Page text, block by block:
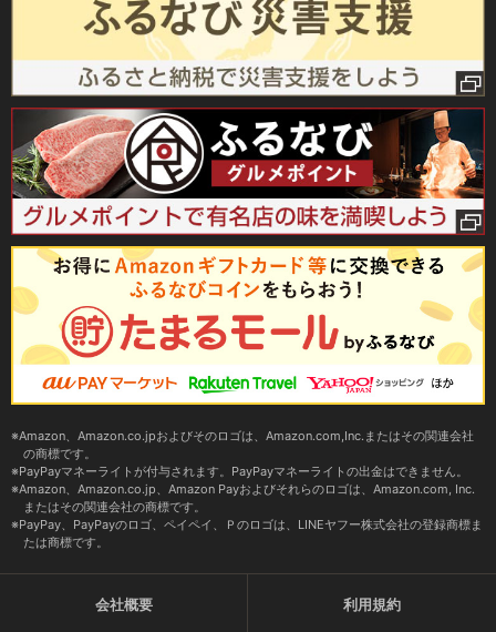
Amazon、Amazon.co.jpおよびそのロゴは、Amazon.com,Inc.またはその関連会社
の商標です。
PayPayマネーライトが付与されます。PayPayマネーライトの出金はできません。
Amazon、Amazon.co.jp、Amazon Payおよびそれらのロゴは、Amazon.com, Inc.
またはその関連会社の商標です。
PayPay、PayPayのロゴ、ペイペイ、Ｐのロゴは、LINEヤフー株式会社の登録商標ま
たは商標です。
会社概要 利用規約